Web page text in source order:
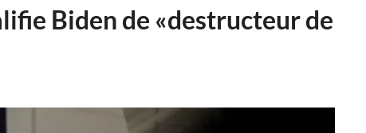
Biden de «destructeur de